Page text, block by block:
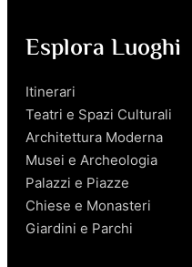
Esplora Luoghi
Itinerari
Teatri e Spazi Culturali
Architettura Moderna
Musei e Archeologia
Palazzi e Piazze
Chiese e Monasteri
Giardini e Parchi